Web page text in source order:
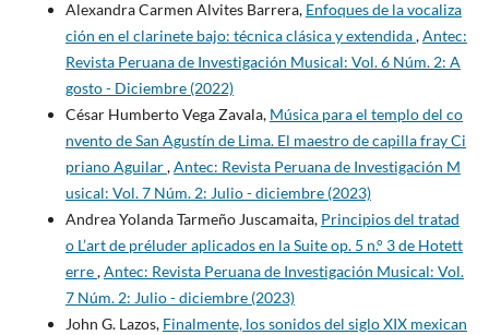
Alexandra Carmen Alvites Barrera, Enfoques de la vocaliza
ción en el clarinete bajo: técnica clásica y extendida,Antec:
Revista Peruana de Investigación Musical: Vol. 6 Núm. 2: A
gosto - Diciembre (2022)
César Humberto Vega Zavala, Música para el templo del co
nvento de San Agustín de Lima. El maestro de capilla fray Ci
priano Aguilar,Antec: Revista Peruana de Investigación M
usical: Vol. 7 Núm. 2: Julio - diciembre (2023)
Andrea Yolanda Tarmeño Juscamaita, Principios del tratad
o L’art de préluder aplicados en la Suite op. 5 n.° 3 de Hotett
erre,Antec: Revista Peruana de Investigación Musical: Vol.
7 Núm. 2: Julio - diciembre (2023)
John G. Lazos, Finalmente, los sonidos del siglo XIX mexican